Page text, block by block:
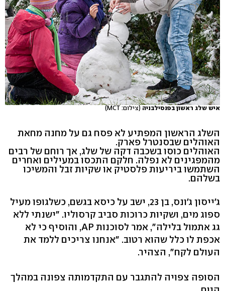
איש שלג ראשון בפנסילבניה (צילום: MCT)
השלג הראשון המפתיע לא פסח גם על מחנה מחאת
האוהלים שבסנטרל פארק.
האוהלים כוסו בשכבה דקה של שלג, אך רוחם של רבים
מהמפגינים לא נפלה. חלקם התכסו במעילים ואחרים
השתמשו ביריעות פלסטיק או שקיות זבל והמשיכו
בשלהם.
ג'ייסון ג'ונס, בן 23, ישב על כיסא בגשם, כשלגופו מעיל
ספוג מים, ושקיות כרוכות סביב קרסוליו. "ישנתי ללא
גג אתמול בלילה", אמר לסוכנות AP, והוסיף כי לא
אכפת לו כלל שהוא רטוב. "אנחנו צריכים ללמד את
העולם לקח", הצהיר.
הסופה צפויה להתגבר עם התקדמותה צפונה במהלך